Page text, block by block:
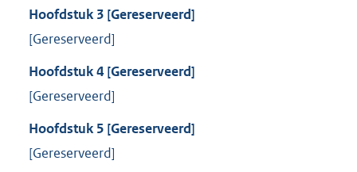
Hoofdstuk 3 [Gereserveerd]
[Gereserveerd]
Hoofdstuk4 [Gereserveerd]
[Gereserveerd]
Hoofdstuk 5 [Gereserveerd]
[Gereserveerd]